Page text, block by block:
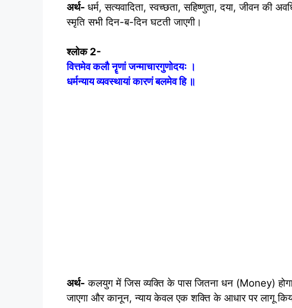
अर्थ- धर्म, सत्यवादिता, स्वच्छता, सहिष्णुता, दया, जीवन की
स्मृति सभी दिन-ब-दिन घटती जाएगी।
श्लोक 2-
वित्तमेव कलौ नॄणां जन्माचारगुणोदयः ।
धर्मन्याय व्यवस्थायां कारणं बलमेव हि ॥
अर्थ- कलयुग में जिस व्यक्ति के पास जितना धन (Money) होगा
जाएगा और कानून, न्याय केवल एक शक्ति के आधार पर लागू